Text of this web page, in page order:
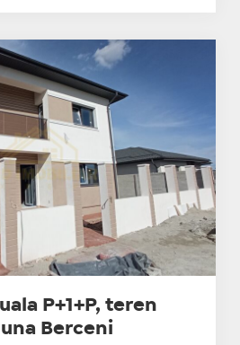
P+1+P, teren
Berceni